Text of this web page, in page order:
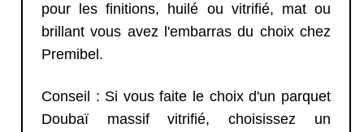
pour les finitions, huilé ou vitrifié, mat ou
brillant vous avez l'embarras du choix chez
Premibel.
Conseil : Si vous faite le choix d'un parquet
Doubaï massif vitrifié, choisissez un